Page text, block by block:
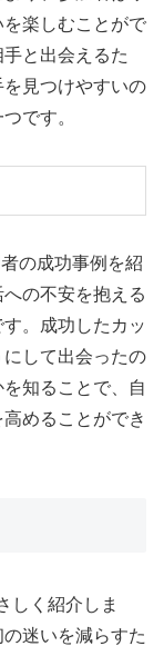
楽しむことがで
と出会えるた
見つけやすいの
です。
の成功事例を紹
の不安を抱える
。成功したカッ
して出会ったの
知ることで、自
めることができ
しく紹介しま
迷いを減らすた